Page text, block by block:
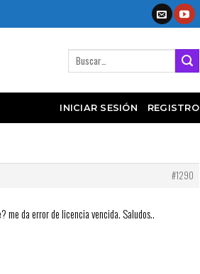
Buscar
por:
INICIAR SESIÓN REGISTRO
#1290
me da error de licencia vencida. Saludos..